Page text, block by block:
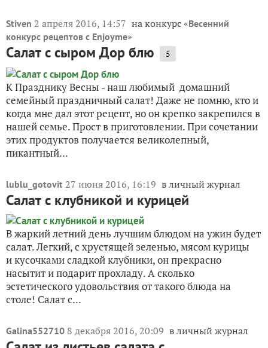
Stiven 2 апреля 2016, 14:57 на конкурс «Весенний
конкурс рецептов с Enjoyme»
Салат с сыром Дор блю 5
К Празднику Весны - наш любимый домашний
семейный праздничный салат! Даже не помню, кто и
когда мне дал этот рецепт, но он крепко закрепился в
нашей семье. Прост в приготовлении. При сочетании
этих продуктов получается великолепный,
пикантный...
lublu_gotovit 27 июня 2016, 16:19 в личный журнал
Салат с клубникой и курицей
В жаркий летний день лучшим блюдом на ужин будет
салат. Легкий, с хрустящей зеленью, мясом курицы
и кусочками сладкой клубники, он прекрасно
насытит и подарит прохладу. А сколько
эстетического удовольствия от такого блюда на
столе! Салат с...
Galina552710 8 декабря 2016, 20:09 в личный журнал